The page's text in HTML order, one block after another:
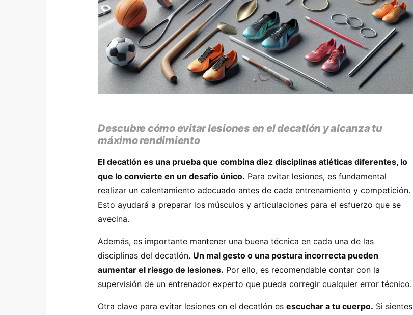
Descubre cómo evitar lesiones en el decatlón y alcanza tu
máximo rendimiento
El decatlón es una prueba que combina diez disciplinas atléticas diferentes, lo
que lo convierte en un desafío único. Para evitar lesiones, es fundamental
realizar un calentamiento adecuado antes de cada entrenamiento y competición.
Esto ayudará a preparar los músculos y articulaciones para el esfuerzo que se
avecina.
Además, es importante mantener una buena técnica en cada una de las
disciplinas del decatlón. Un mal gesto o una postura incorrecta pueden
aumentar el riesgo de lesiones. Por ello, es recomendable contar con la
supervisión de un entrenador experto que pueda corregir cualquier error técnico.
Otra clave para evitar lesiones en el decatlón es escuchar a tu cuerpo. Si sientes